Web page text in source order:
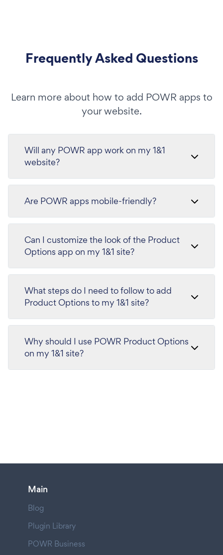
Frequently Asked Questions
Learn more about how to add POWR apps to
your website.
Will any POWR app work on my 1&1
website?
Are POWR apps mobile-friendly?
Can I customize the look of the Product
Options app on my 1&1 site?
What steps do I need to follow to add
Product Options to my 1&1 site?
Why should I use POWR Product Options
on my 1&1 site?
Main
Blog
Plugin Library
POWR Business